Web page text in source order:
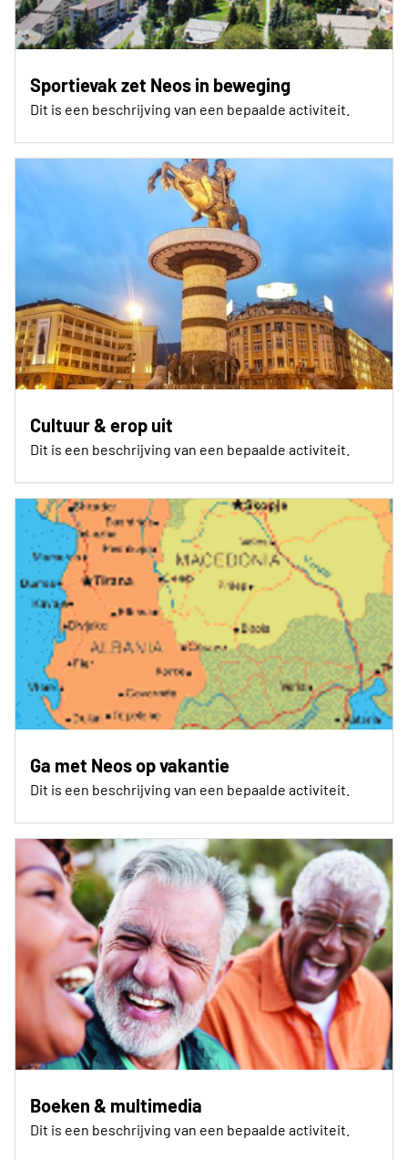
Sportievak zet Neos in beweging
Dit is een beschrijving van een bepaalde activiteit.
Cultuur & erop uit
Dit is een beschrijving van een bepaalde activiteit.
Ga met Neos op vakantie
Dit is een beschrijving van een bepaalde activiteit.
Boeken & multimedia
Dit is een beschrijving van een bepaalde activiteit.